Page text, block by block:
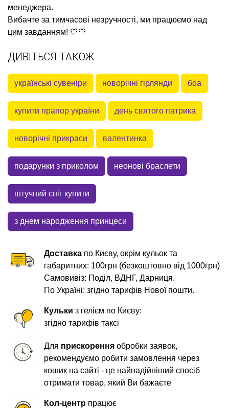
менеджера.
Вибачте за тимчасові незручності, ми працюємо над
цим завданням! 💙💛
ДИВІТЬСЯ ТАКОЖ
українські сувеніри новорічні гірлянди боа
купити прапор україни день святого патрика
новорічні прикраси валентинка
подарунки з приколом неонові браслети
штучний сніг купити
з днем народження принцеси
Доставка по Києву, окрім кульок та
габаритних: 100грн (безкоштовно від 1000грн)
Самовивіз: Поділ, ВДНГ, Дарниця.
По Україні: згідно тарифів Нової пошти.
Кульки з гелієм по Києву:
згідно тарифів таксі
Для прискорення обробки заявок,
рекомендуємо робити замовлення через
кошик на сайті - це найнадійніший спосіб
отримати товар, який Ви бажаєте
Кол-центр працює